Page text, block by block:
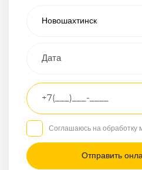
Грузовой
Другое
Транспортное
средство
Седан
—
Маршрут
Соглашаюсь на обработку